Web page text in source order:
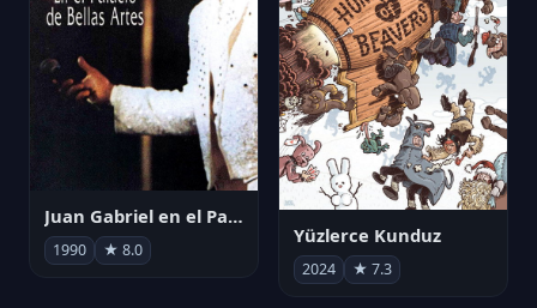
Juan Gabriel en el Palacio de Bellas Artes
1990 ★ 8.0
Yüzlerce Kunduz
2024 ★ 7.3